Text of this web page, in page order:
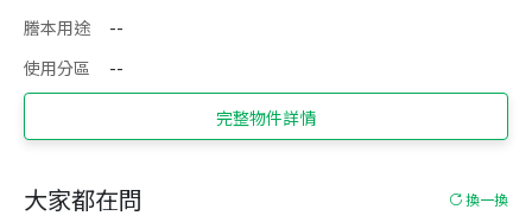
謄本用途
--
使用分區
--
完整物件詳情
大家都在問 換一換